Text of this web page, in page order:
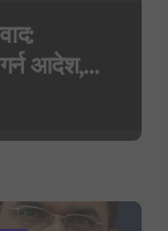
गर्न आदेश,